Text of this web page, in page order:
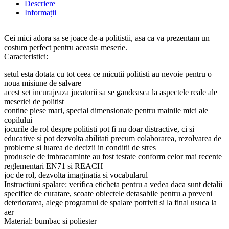
Descriere
Informații
Cei mici adora sa se joace de-a politistii, asa ca va prezentam un
costum perfect pentru aceasta meserie.
Caracteristici:
setul esta dotata cu tot ceea ce micutii politisti au nevoie pentru o
noua misiune de salvare
acest set incurajeaza jucatorii sa se gandeasca la aspectele reale ale
meseriei de politist
contine piese mari, special dimensionate pentru mainile mici ale
copilului
jocurile de rol despre politisti pot fi nu doar distractive, ci si
educative si pot dezvolta abilitati precum colaborarea, rezolvarea de
probleme si luarea de decizii in conditii de stres
produsele de imbracaminte au fost testate conform celor mai recente
reglementari EN71 si REACH
joc de rol, dezvolta imaginatia si vocabularul
Instructiuni spalare: verifica eticheta pentru a vedea daca sunt detalii
specifice de curatare, scoate obiectele detasabile pentru a preveni
deteriorarea, alege programul de spalare potrivit si la final usuca la
aer
Material: bumbac si poliester